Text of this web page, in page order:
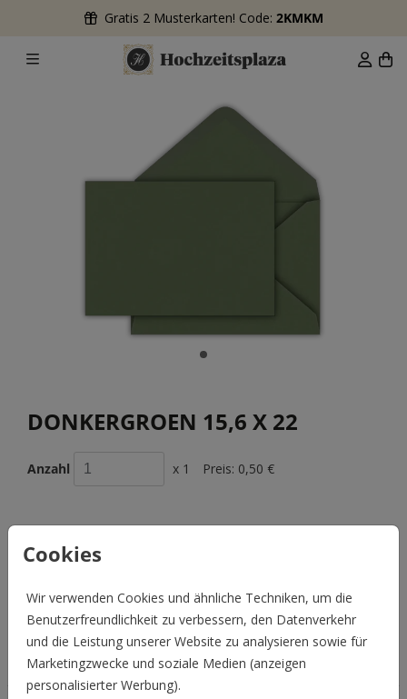
Gratis 2 Musterkarten! Code: 2KMKM
Cookies
Wir verwenden Cookies und ähnliche Techniken, um die
Benutzerfreundlichkeit zu verbessern, den Datenverkehr
und die Leistung unserer Website zu analysieren sowie für
Marketingzwecke und soziale Medien (anzeigen
personalisierter Werbung).
DONKERGROEN 15,6 X 22
Anzahl x 1 Preis: 0,50 €
BESCHREIBUNG
Preis:0,50 € für 1
Hochzeit